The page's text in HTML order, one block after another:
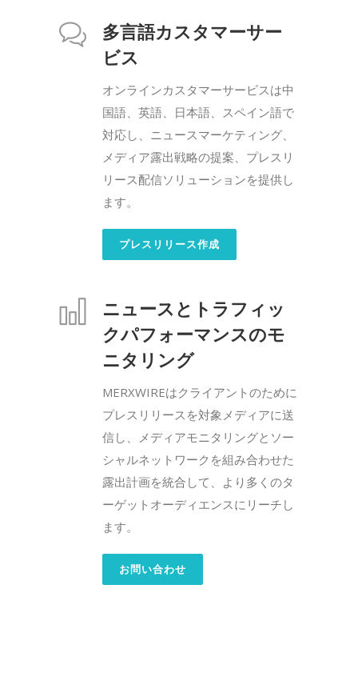
多言語カスタマーサー
ビス
オンラインカスタマーサービスは中
国語、英語、日本語、スペイン語で
対応し、ニュースマーケティング、
メディア露出戦略の提案、プレスリ
リース配信ソリューションを提供し
ます。
プレスリリース作成
ニュースとトラフィッ
クパフォーマンスのモ
ニタリング
MERXWIREはクライアントのために
プレスリリースを対象メディアに送
信し、メディアモニタリングとソー
シャルネットワークを組み合わせた
露出計画を統合して、より多くのタ
ーゲットオーディエンスにリーチし
ます。
お問い合わせ